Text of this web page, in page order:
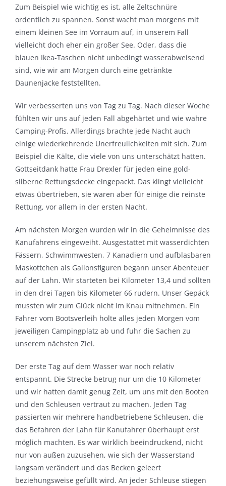
Zum Beispiel wie wichtig es ist, alle Zeltschnüre
ordentlich zu spannen. Sonst wacht man morgens mit
einem kleinen See im Vorraum auf, in unserem Fall
vielleicht doch eher ein großer See. Oder, dass die
blauen Ikea-Taschen nicht unbedingt wasserabweisend
sind, wie wir am Morgen durch eine getränkte
Daunenjacke feststellten.
Wir verbesserten uns von Tag zu Tag. Nach dieser Woche
fühlten wir uns auf jeden Fall abgehärtet und wie wahre
Camping-Profis. Allerdings brachte jede Nacht auch
einige wiederkehrende Unerfreulichkeiten mit sich. Zum
Beispiel die Kälte, die viele von uns unterschätzt hatten.
Gottseitdank hatte Frau Drexler für jeden eine gold-
silberne Rettungsdecke eingepackt. Das klingt vielleicht
etwas übertrieben, sie waren aber für einige die reinste
Rettung, vor allem in der ersten Nacht.
Am nächsten Morgen wurden wir in die Geheimnisse des
Kanufahrens eingeweiht. Ausgestattet mit wasserdichten
Fässern, Schwimmwesten, 7 Kanadiern und aufblasbaren
Maskottchen als Galionsfiguren begann unser Abenteuer
auf der Lahn. Wir starteten bei Kilometer 13,4 und sollten
in den drei Tagen bis Kilometer 66 rudern. Unser Gepäck
mussten wir zum Glück nicht im Knau mitnehmen. Ein
Fahrer vom Bootsverleih holte alles jeden Morgen vom
jeweiligen Campingplatz ab und fuhr die Sachen zu
unserem nächsten Ziel.
Der erste Tag auf dem Wasser war noch relativ
entspannt. Die Strecke betrug nur um die 10 Kilometer
und wir hatten damit genug Zeit, um uns mit den Booten
und den Schleusen vertraut zu machen. Jeden Tag
passierten wir mehrere handbetriebene Schleusen, die
das Befahren der Lahn für Kanufahrer überhaupt erst
möglich machten. Es war wirklich beeindruckend, nicht
nur von außen zuzusehen, wie sich der Wasserstand
langsam verändert und das Becken geleert
beziehungsweise gefüllt wird. An jeder Schleuse stiegen